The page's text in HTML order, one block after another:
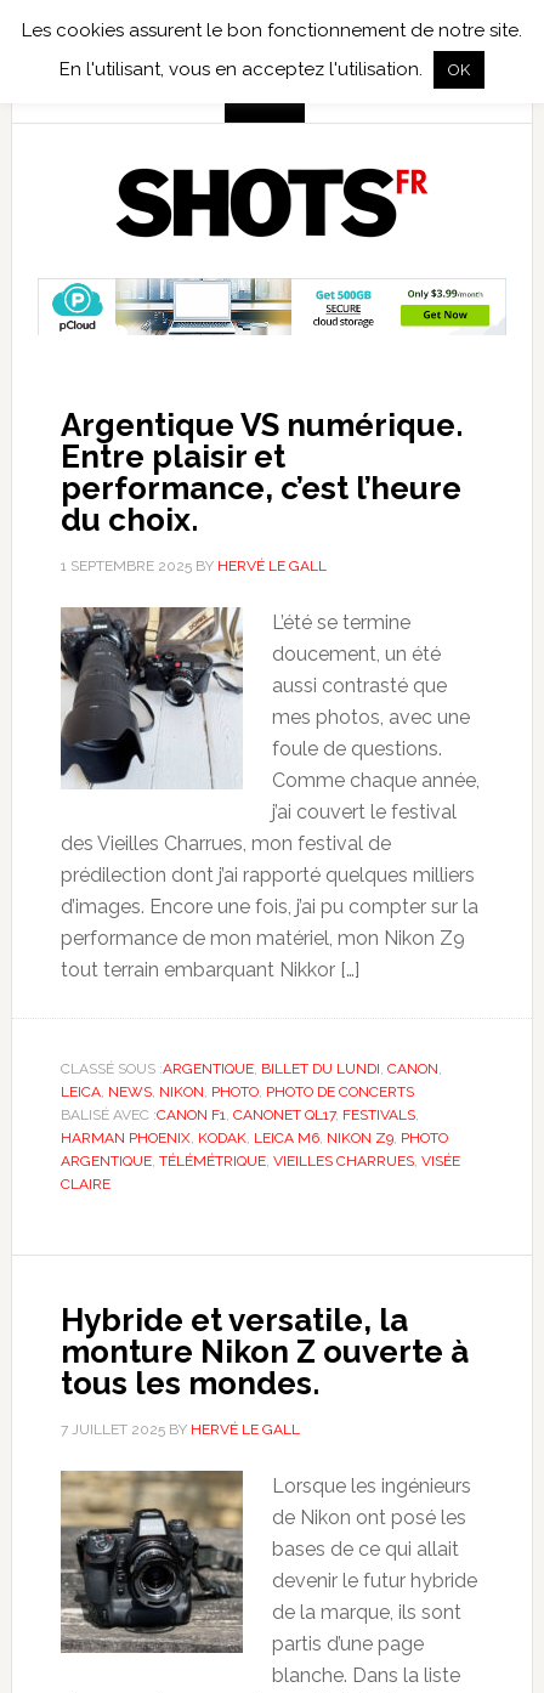
Argentique VS numérique.
Entre plaisir et
performance, c’est l’heure
du choix.
1 SEPTEMBRE 2025BY HERVÉ LE GALL
L’été se termine
doucement, un été
aussi contrasté que
mes photos, avec une
foule de questions.
Comme chaque année,
j’ai couvert le festival
des Vieilles Charrues, mon festival de
prédilection dont j’ai rapporté quelques milliers
d’images. Encore une fois, j’ai pu compter sur la
performance de mon matériel, mon Nikon Z9
tout terrain embarquant Nikkor […]
CLASSÉ SOUS :ARGENTIQUE, BILLET DU LUNDI CANON
LEICA, NEWS, NIKON PHOTO, PHOTO DE CONCERTS
BALISÉ AVEC :CANON F1 CANONET QL17, FESTIVALS,
HARMAN PHOENIX, KODAK, LEICA M6, NIKON Z9, PHOTO
ARGENTIQUE, TÉLÉMÉTRIQUE, VIEILLES CHARRUES, VISÉE
CLAIRE
Hybride et versatile, la
monture Nikon Z ouverte à
tous les mondes.
7 JUILLET 2025BY HERVÉ LE GALL
Lorsque les ingénieurs
de Nikon ont posé les
bases de ce qui allait
devenir le futur hybride
de la marque, ils sont
partis d’une page
blanche. Dans la liste
Les cookies assurent le bon fonctionnement de notre site.
En l'utilisant, vous en acceptez l'utilisation.
OK